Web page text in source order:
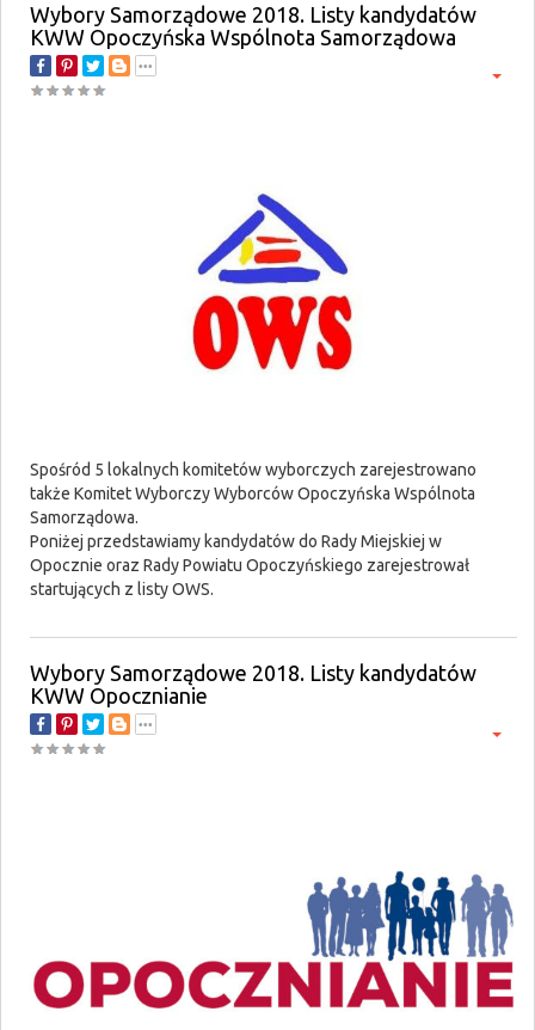
Wybory Samorządowe 2018. Listy kandydatów
KWW Opoczyńska Wspólnota Samorządowa
Spośród 5 lokalnych komitetów wyborczych zarejestrowano
także Komitet Wyborczy Wyborców Opoczyńska Wspólnota
Samorządowa.
Poniżej przedstawiamy kandydatów do Rady Miejskiej w
Opocznie oraz Rady Powiatu Opoczyńskiego zarejestrował
startujących z listy OWS.
Wybory Samorządowe 2018. Listy kandydatów
KWW Opocznianie